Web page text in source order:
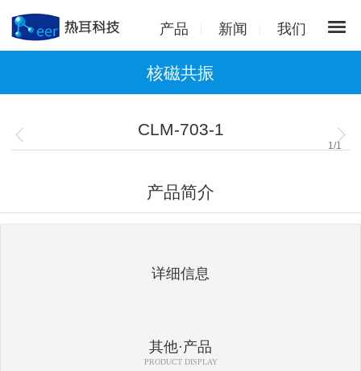
产品 新闻 我们
核磁共振
CLM-703-1
1 /1
产品简介
详细信息
其他·产品
PRODUCT DISPLAY